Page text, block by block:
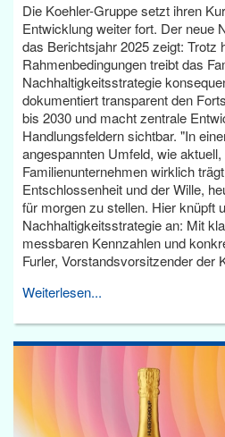
Die Koehler-Gruppe setzt ihren
Entwicklung weiter fort. Der neue
das Berichtsjahr 2025 zeigt: Trotz
Rahmenbedingungen treibt das
Nachhaltigkeitsstrategie
dokumentiert transparent den
bis 2030 und macht zentrale
Handlungsfeldern sichtbar. "In
angespannten Umfeld, wie
Familienunternehmen wirklich
Entschlossenheit und der Wille,
für morgen zu stellen. Hier knüpft
Nachhaltigkeitsstrategie an: Mit
messbaren Kennzahlen und
Furler, Vorstandsvorsitzender der
Weiterlesen...